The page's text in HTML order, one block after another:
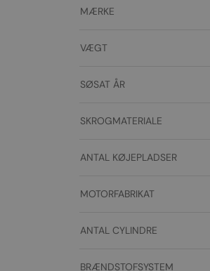
MÆRKE
VÆGT
SØSAT ÅR
SKROGMATERIALE
ANTAL KØJEPLADSER
MOTORFABRIKAT
ANTAL CYLINDRE
BRÆNDSTOFSYSTEM